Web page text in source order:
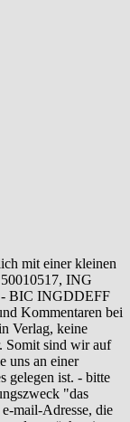
mit einer kleinen
ING
- BIC INGDDEFF
Kommentaren bei
Verlag, keine
Somit sind wir auf
uns an einer
gelegen ist. - bitte
"das
mail-Adresse, die